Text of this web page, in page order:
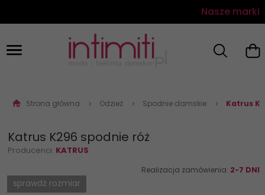
Nasze marki
Strona główna Odzież Spodnie damskie Katrus
Katrus K296 spodnie róż
Producenci: KATRUS
Realizacja zamówienia: 2-7 DNI
sprawdż rozmiar